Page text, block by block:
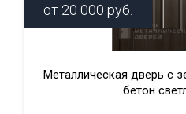
от 20 000 руб.
Металлическая дверь с
бетон